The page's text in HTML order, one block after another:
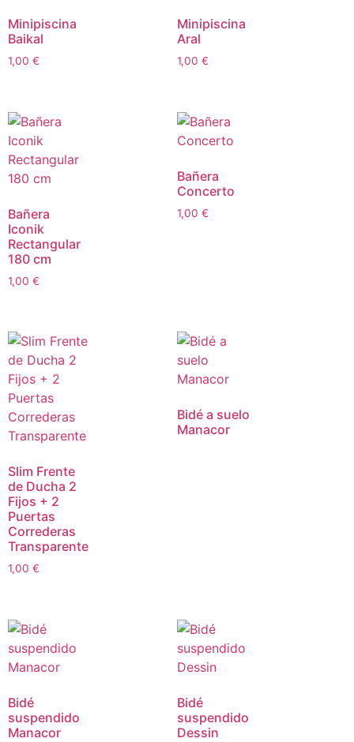
Minipiscina
Baikal
1,00 €
Minipiscina
Aral
1,00 €
Bañera
Iconik
Rectangular
180 cm
1,00 €
Bañera
Concerto
1,00 €
Slim Frente
de Ducha 2
Fijos + 2
Puertas
Correderas
Transparente
1,00 €
Bidé a suelo
Manacor
Bidé
suspendido
Manacor
Bidé
suspendido
Dessin